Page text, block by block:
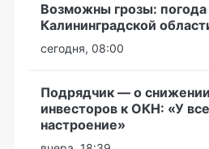
Возможны грозы: погода
Калининградской
сегодня, 08:00
Подрядчик — о
инвесторов к ОКН: «У
настроение»